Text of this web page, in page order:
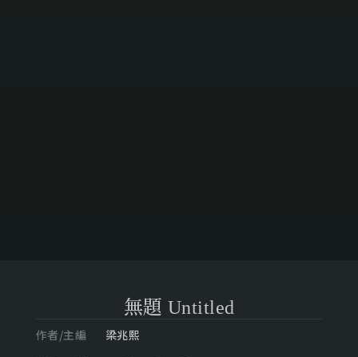
無題 Untitled
作者/主編
梁兆熙